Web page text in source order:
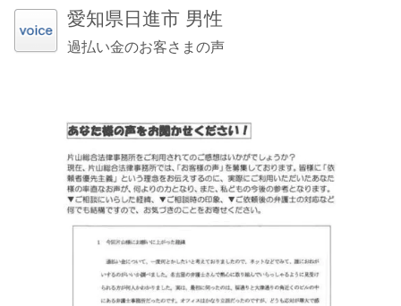
愛知県日進市 男性
過払い金のお客さまの声